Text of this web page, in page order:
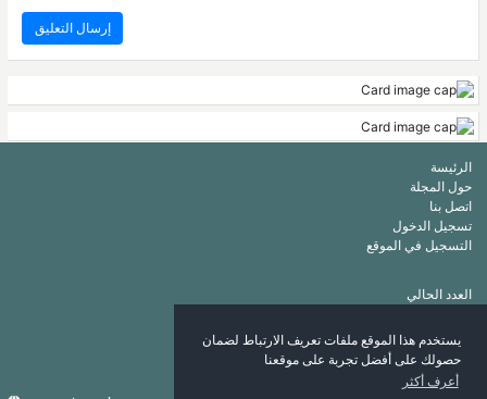
يستخدم هذا الموقع ملفات تعريف الارتباط لضمان
حصولك على أفضل تجربة على موقعنا
أعرف أكثر
الرئيسة
حول المجلة
اتصل بنا
تسجيل الدخول
التسجيل في الموقع
العدد الحالي
قائمة الكلمات الرئيسة
قائمة المؤلفين